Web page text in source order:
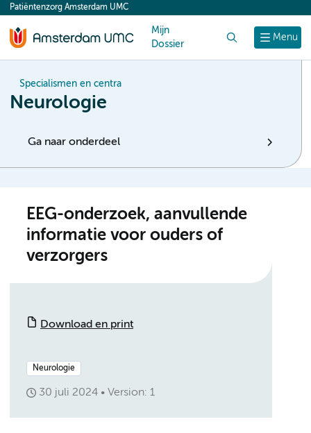
content
Menu
Patiëntenzorg Amsterdam UMC
Mijn
Dossier
Specialismen en centra
Neurologie
Ga naar onderdeel
EEG-onderzoek, aanvullende
informatie voor ouders of
verzorgers
Download en print
Neurologie
30 juli 2024 Version: 1